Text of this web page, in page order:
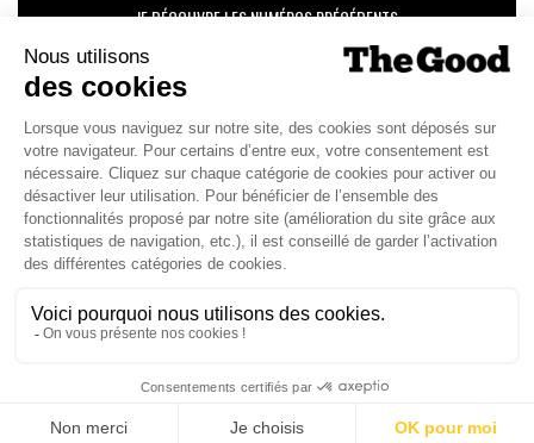
JE DÉCOUVRE LES NUMÉROS PRÉCÉDENTS
Je suis déjà abonné(e) :
version digitale
SUIVEZ-NOUS